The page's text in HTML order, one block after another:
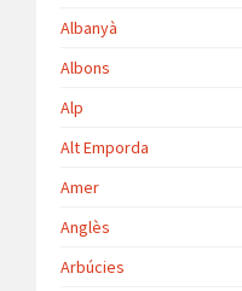
Albanyà
Albons
Alp
Alt Emporda
Amer
Anglès
Arbúcies